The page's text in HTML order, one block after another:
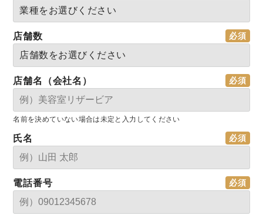
店舗数
店舗名（会社名）
名前を決めていない場合は未定と入力してください
氏名
電話番号